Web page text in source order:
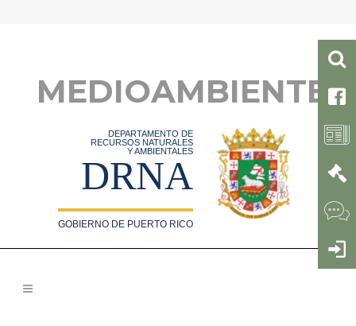
MEDIOAMBIENTE
DEPARTAMENTO DE
RECURSOS NATURALES
Y AMBIENTALES
DRNA
GOBIERNO DE PUERTO RICO